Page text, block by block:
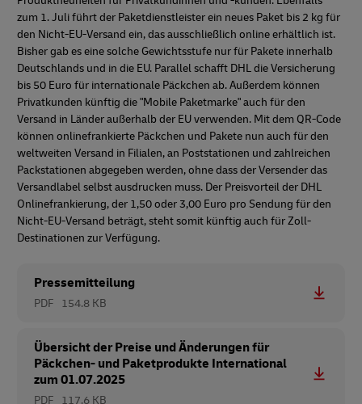
zum 1. Juli führt der Paketdienstleister ein neues Paket bis 2 kg für
den Nicht-EU-Versand ein, das ausschließlich online erhältlich ist.
Bisher gab es eine solche Gewichtsstufe nur für Pakete innerhalb
Deutschlands und in die EU. Parallel schafft DHL die Versicherung
bis 50 Euro für internationale Päckchen ab. Außerdem können
Privatkunden künftig die "Mobile Paketmarke" auch für den
Versand in Länder außerhalb der EU verwenden. Mit dem QR-Code
können onlinefrankierte Päckchen und Pakete nun auch für den
weltweiten Versand in Filialen, an Poststationen und zahlreichen
Packstationen abgegeben werden, ohne dass der Versender das
Versandlabel selbst ausdrucken muss. Der Preisvorteil der DHL
Onlinefrankierung, der 1,50 oder 3,00 Euro pro Sendung für den
Nicht-EU-Versand beträgt, steht somit künftig auch für Zoll-
Destinationen zur Verfügung.
Pressemitteilung
PDF 154.8 KB
Übersicht der Preise und Änderungen für
Päckchen- und Paketprodukte International
zum 01.07.2025
PDF 117.6 KB